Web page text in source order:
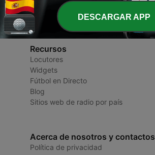
Recursos
Locutores
Widgets
Fútbol en Directo
Blog
Sitios web de radio por país
Acerca de nosotros y contactos
Política de privacidad
DESCARGAR APP